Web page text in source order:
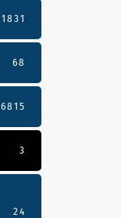
1831
68
6815
3
24